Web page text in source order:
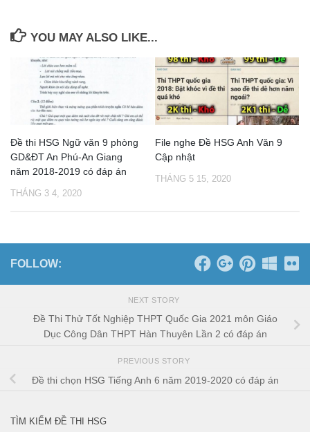
YOU MAY ALSO LIKE...
Đề thi HSG Ngữ văn 9 phòng
GD&ĐT An Phú-An Giang
năm 2018-2019 có đáp án
THÁNG 3 4, 2020
File nghe Đề HSG Anh Văn 9
Cập nhật
THÁNG 5 15, 2020
FOLLOW:
NEXT STORY
Đề Thi Thử Tốt Nghiệp THPT Quốc Gia 2021 môn Giáo
Dục Công Dân THPT Hàn Thuyên Lần 2 có đáp án
PREVIOUS STORY
Đề thi chọn HSG Tiếng Anh 6 năm 2019-2020 có đáp án
TÌM KIẾM ĐỀ THI HSG